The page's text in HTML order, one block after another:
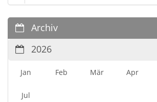
Archiv
2026
Jan Feb Mär Apr
Jul